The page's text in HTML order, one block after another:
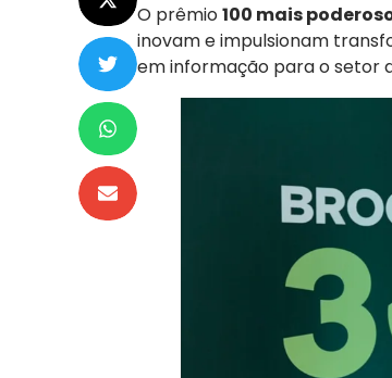
O prêmio100 mais
inovam e impulsionam
em informação para o setor